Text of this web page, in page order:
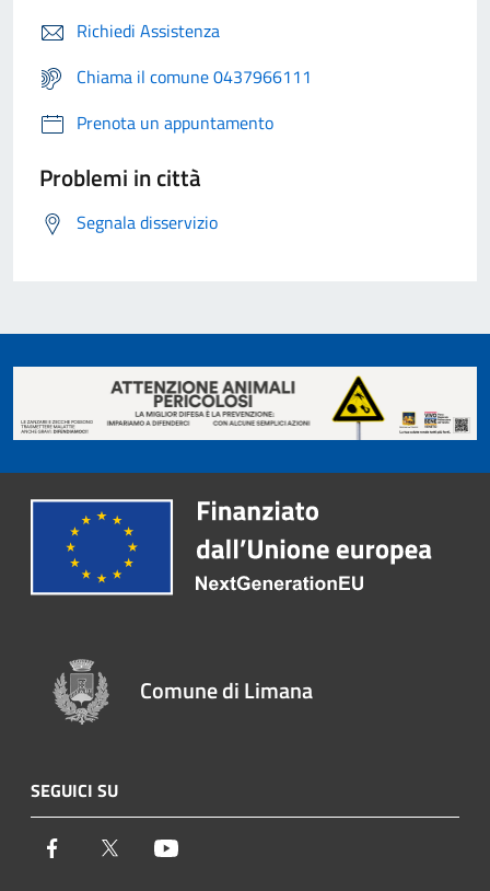
Richiedi Assistenza
Chiama il comune 0437966111
Prenota un appuntamento
Problemi in città
Segnala disservizio
Comune di Limana
SEGUICI SU
Facebook Twitter